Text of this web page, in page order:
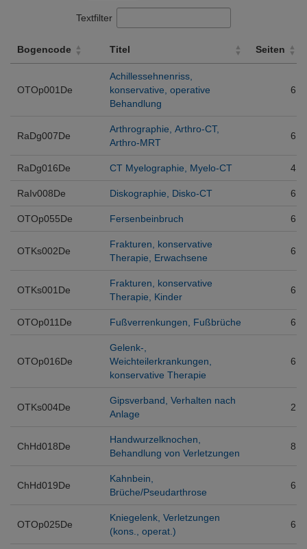
Textfilter
Bogencode Titel
Seiten
Titel
OTOp001De
Achillessehnenriss,
konservative, operative
Behandlung
6
RaDg007De
Arthrographie, Arthro-CT,
Arthro-MRT
6
RaDg016De CT Myelographie, Myelo-CT
4
RaIv008De
Diskographie, Disko-CT
6
OTOp055De
Fersenbeinbruch 6
OTKs002De
Frakturen, konservative
Therapie, Erwachsene
6
OTKs001De
Frakturen, konservative
Therapie, Kinder
6
OTOp011De Fußverrenkungen, Fußbrüche 6
OTOp016De
Gelenk-,
Weichteilerkrankungen,
konservative Therapie
6
OTKs004De
Gipsverband, Verhalten nach
Anlage
2
ChHd018De
Handwurzelknochen,
Behandlung von Verletzungen
8
ChHd019De
Kahnbein,
Brüche/Pseudarthrose
6
OTOp025De
Kniegelenk, Verletzungen
(kons., operat.)
6